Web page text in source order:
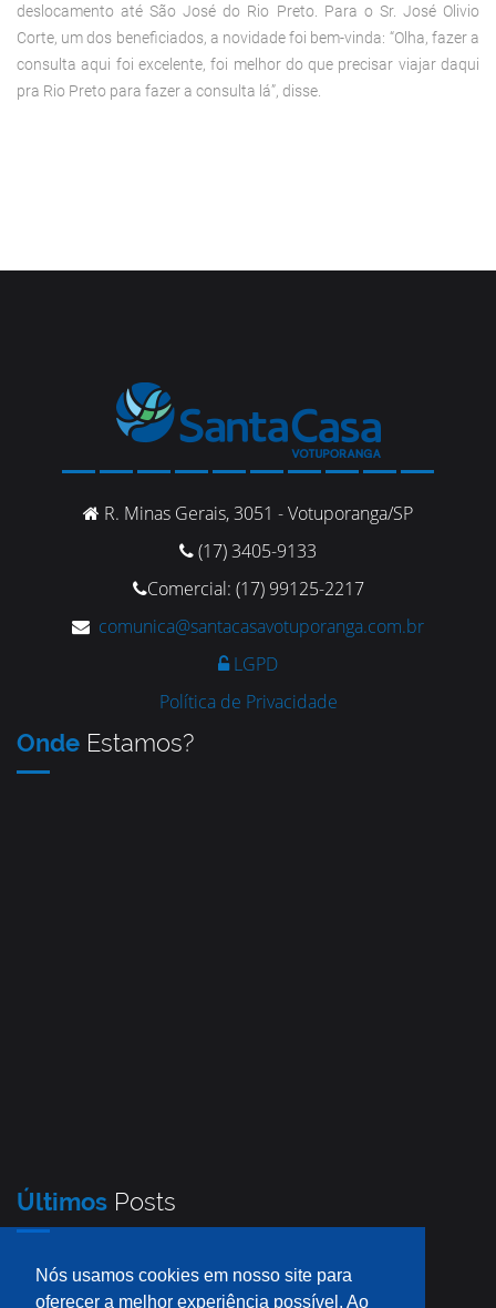
Nós usamos cookies em nosso site para
oferecer a melhor experiência possível. Ao
deslocamento até São José do Rio Preto. Para o Sr. José Olivio
Corte, um dos beneficiados, a novidade foi bem-vinda: “Olha, fazer a
consulta aqui foi excelente, foi melhor do que precisar viajar daqui
pra Rio Preto para fazer a consulta lá”, disse.
R. Minas Gerais, 3051 - Votuporanga/SP
(17) 3405-9133
Comercial: (17) 99125-2217
comunica@santacasavotuporanga.com.br
LGPD
Política de Privacidade
Onde Estamos?
Últimos Posts